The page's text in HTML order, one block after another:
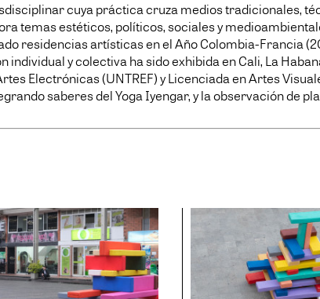
cuya práctica cruza medios tradicionales,
temas estéticos, políticos, sociales y
residencias artísticas en el Año Colombia-Francia
individual y colectiva ha sido exhibida en Cali, La
Electrónicas (UNTREF) y Licenciada en Artes
saberes del Yoga Iyengar, y la observación de